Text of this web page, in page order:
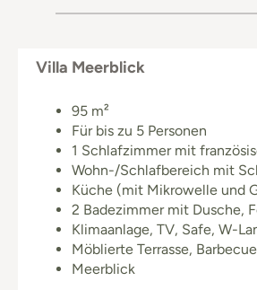
Villa Meerblick
95 m²
Für bis zu 5 Personen
1 Schlafzimmer mit
Wohn-/Schlafbereich mit
Küche (mit Mikrowelle und
2 Badezimmer mit Dusche,
Klimaanlage, TV, Safe, W-
Möblierte Terrasse,
Meerblick